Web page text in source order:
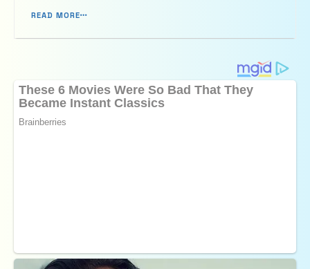
dărâmături, potrivit publicaţiei Al-Akhbar Al-...
READ MORE